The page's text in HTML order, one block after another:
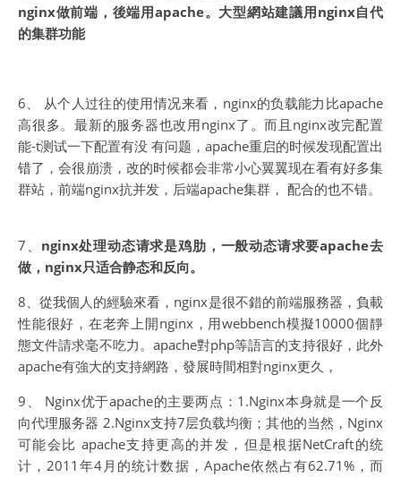
nginx做前端，後端用apache。大型網站建議用nginx自代
的集群功能
6、 从个人过往的使用情况来看，nginx的负载能力比apache
高很多。最新的服务器也改用nginx了。而且nginx改完配置
能-t测试一下配置有没 有问题，apache重启的时候发现配置出
错了，会很崩溃，改的时候都会非常小心翼翼现在看有好多集
群站，前端nginx抗并发，后端apache集群， 配合的也不错。
7、 nginx处理动态请求是鸡肋，一般动态请求要apache去
做，nginx只适合静态和反向。
8、從我個人的經驗來看，nginx是很不錯的前端服務器，負載
性能很好，在老奔上開nginx，用webbench模擬10000個靜
態文件請求毫不吃力。apache對php等語言的支持很好，此外
apache有強大的支持網路，發展時間相對nginx更久，
9、 Nginx优于apache的主要两点：1.Nginx本身就是一个反
向代理服务器 2.Nginx支持7层负载均衡；其他的当然，Nginx
可能会比 apache支持更高的并发，但是根据NetCraft的统
计，2011年4月的统计数据，Apache依然占有62.71%，而